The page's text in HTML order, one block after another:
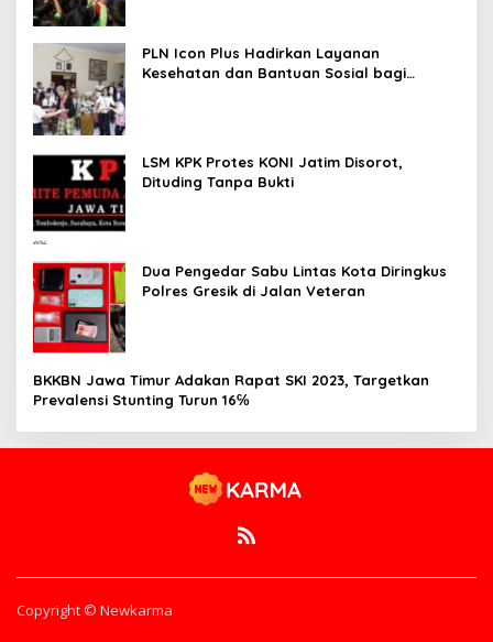
PLN Icon Plus Hadirkan Layanan
Kesehatan dan Bantuan Sosial bagi
LSM KPK Protes KONI Jatim Disorot,
Dituding Tanpa Bukti
Dua Pengedar Sabu Lintas Kota Diringkus
Polres Gresik di Jalan Veteran
BKKBN Jawa Timur Adakan Rapat SKI 2023, Targetkan
Prevalensi Stunting Turun 16℅
Copyright © Newkarma